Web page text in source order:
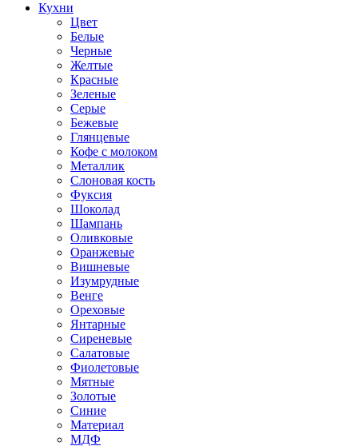
Кухни
Цвет
Белые
Черные
Желтые
Красные
Зеленые
Серые
Бежевые
Глянцевые
Кофе с молоком
Металлик
Слоновая кость
Фуксия
Шоколад
Шампань
Оливковые
Оранжевые
Вишневые
Изумрудные
Венге
Ореховые
Янтарные
Сиреневые
Салатовые
Фиолетовые
Мятные
Золотые
Синие
Материал
МДФ